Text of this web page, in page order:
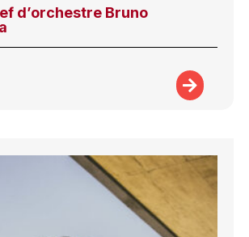
d’orchestre Bruno